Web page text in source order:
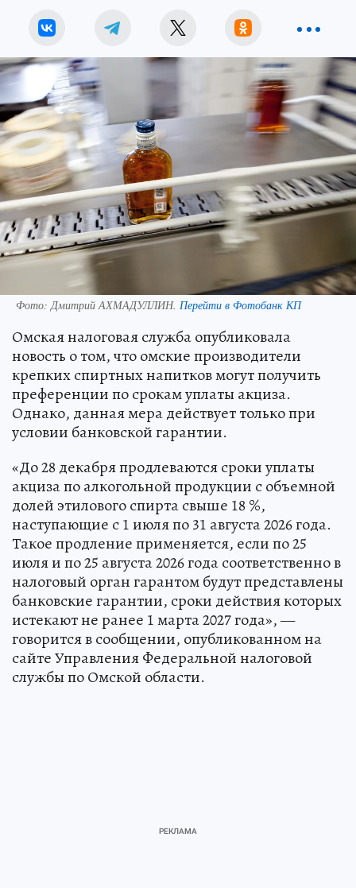
Фото:Дмитрий АХМАДУЛЛИН. Перейти в Фотобанк КП
Омская налоговая служба опубликовала
новость о том, что омские производители
крепких спиртных напитков могут получить
преференции по срокам уплаты акциза.
Однако, данная мера действует только при
условии банковской гарантии.
«До 28 декабря продлеваются сроки уплаты
акциза по алкогольной продукции с объемной
долей этилового спирта свыше 18 %,
наступающие с 1 июля по 31 августа 2026 года.
Такое продление применяется, если по 25
июля и по 25 августа 2026 года соответственно в
налоговый орган гарантом будут представлены
банковские гарантии, сроки действия которых
истекают не ранее 1 марта 2027 года», —
говорится в сообщении, опубликованном на
сайте Управления Федеральной налоговой
службы по Омской области.